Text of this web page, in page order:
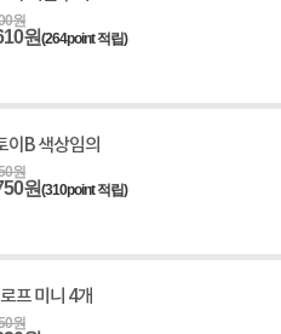
원
원(264point 적립)
이B 색상임의
원
원(310point 적립)
프 미니 4개
원